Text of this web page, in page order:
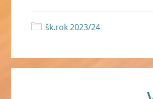
šk.rok 2023/24